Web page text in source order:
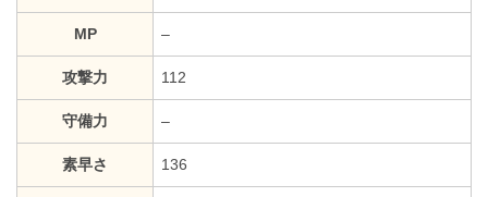
MP –
攻撃力 112
守備力 –
素早さ 136